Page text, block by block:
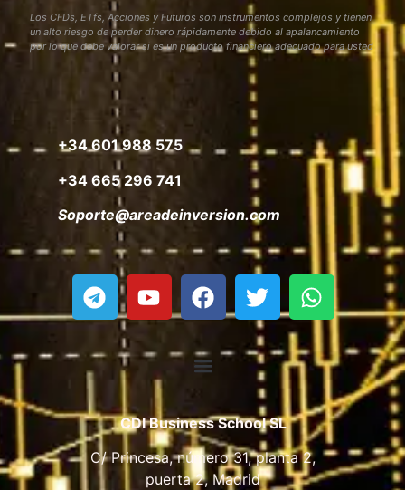
Los CFDs, ETfs, Acciones y Futuros son instrumentos complejos y tienen
un alto riesgo de perder dinero rápidamente debido al apalancamiento
por lo que debe valorar si es un producto financiero adecuado para usted
+34 601 988 575
+34 665 296 741
Soporte@areadeinversion.com
CDI Business School SL
C/ Princesa, número 31, planta 2,
puerta 2, Madrid